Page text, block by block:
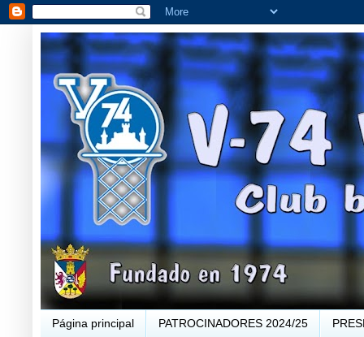
Página principal PATROCINADORES 2024/25